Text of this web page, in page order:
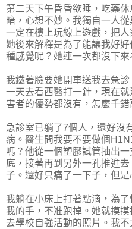
第二天下午昏昏欲睡，吃藥
暗，心想不妙。我獨自一人
一定在樓上玩線上遊戲，把
她後來解釋是為了能讓我好
種感覺呢？她連一次都沒下來
我鐵著臉要她開車送我去急
一天去看西醫打一針，現在
害者的優勢都沒有，怎麼千錯
急診室已躺了7個人，還好沒
病。醫生問我要不要做個
嗎？他從一個塑膠試管抽出
底，接著再到另外一孔推進
子。還好只痛了一下子，但
我躺在小床上打著點滴，為
我的手，不准跑掉。她就摸
去學校自強活動的照片。我